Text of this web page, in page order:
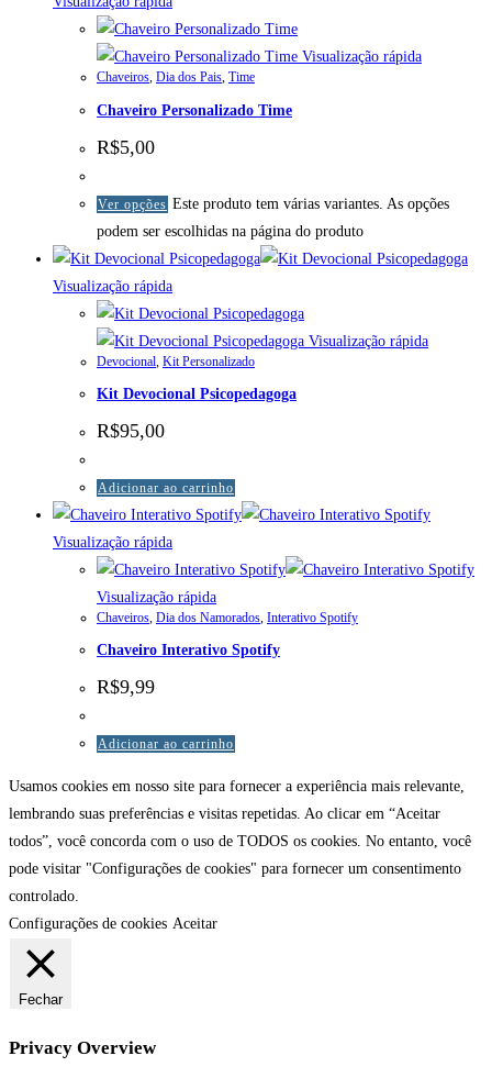
Visualização rápida
Chaveiros, Dia dos Pais, Time
Chaveiro Personalizado Time
R$5,00
Ver opções Este produto tem várias variantes. As opções
podem ser escolhidas na página do produto
Visualização rápida
Visualização rápida
Devocional Kit Personalizado
Kit Devocional Psicopedagoga
R$95,00
Adicionar ao carrinho
Visualização rápida
Visualização rápida
Chaveiros Dia dos Namorados Interativo Spotify
Chaveiro Interativo Spotify
R$9,99
Adicionar ao carrinho
Usamos cookies em nosso site para fornecer a experiência mais relevante,
lembrando suas preferências e visitas repetidas. Ao clicar em “Aceitar
todos”, você concorda com o uso de TODOS os cookies. No entanto, você
pode visitar "Configurações de cookies" para fornecer um consentimento
controlado.
Configurações de cookies Aceitar
Fechar
Privacy Overview